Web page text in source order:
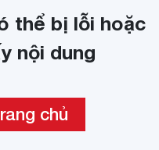
thể bị lỗi hoặc
nội dung
chủ